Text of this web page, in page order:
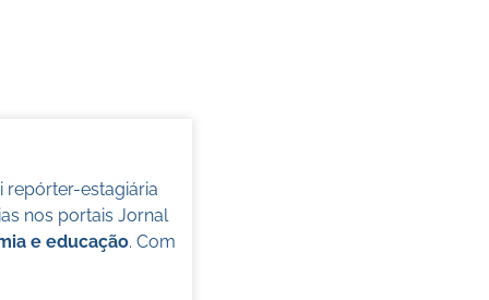
repórter-estagiária
nos portais Jornal
e educação. Com